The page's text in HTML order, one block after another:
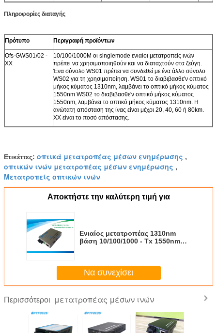
Πληροφορίες διαταγής
Πρότυπο Περιγραφή προϊόντων
Ofs-GWS01/02 -
ΧΧ
10/100/1000M οι singlemode ενιαίοι μετατροπείς ινών
πρέπει να χρησιμοποιηθούν και να διαταχτούν στα ζεύγη.
Ένα σύνολο WS01 πρέπει να συνδεθεί με ένα άλλο σύνολο
WS02 για τη χρησιμοποίηση. WS01 το διαβιβασθε'ν οπτικό
μήκος κύματος 1310nm, λαμβάνει το οπτικό μήκος κύματος
1550nm WS02 το διαβιβασθε'ν οπτικό μήκος κύματος
1550nm, λαμβάνει το οπτικό μήκος κύματος 1310nm. Η
ανώτατη απόσταση της ίνας είναι μέχρι 20, 40, 60 ή 80km.
ΧΧ είναι το ποσό απόστασης.
Ετικέττες: οπτικά μετατροπέας μέσων ενημέρωσης ,
οπτικών ινών μετατροπέας μέσων ενημέρωσης ,
Μετατροπείς οπτικών ινών
Αποκτήστε την καλύτερη τιμή για
Ενιαίος μετατροπέας 1310nm
βάση 10/100/1000 - Tx 1550nm
Να συνεχίσει
Περισσότεροι μετατροπέας μέσων ινών